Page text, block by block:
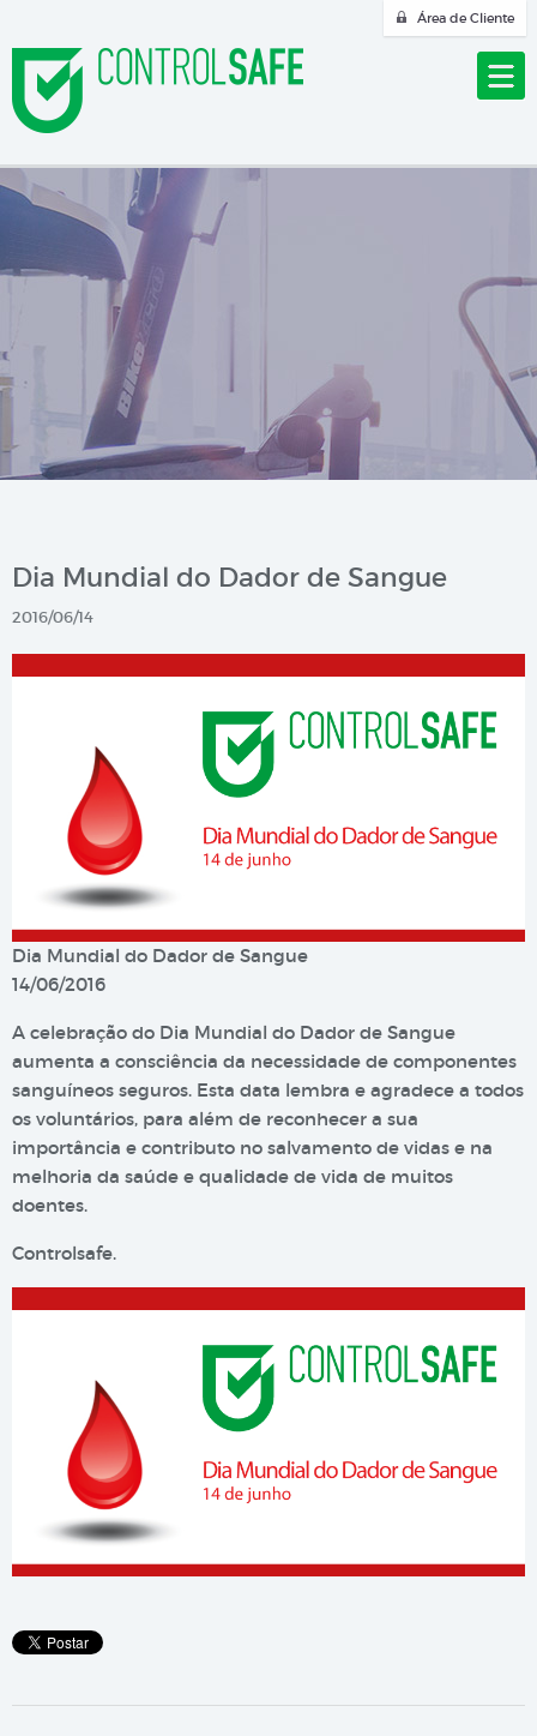
Área de Cliente
Dia Mundial do Dador de Sangue
2016/06/14
Dia Mundial do Dador de Sangue
14/06/2016
A celebração do Dia Mundial do Dador de Sangue
aumenta a consciência da necessidade de componentes
sanguíneos seguros. Esta data lembra e agradece a todos
os voluntários, para além de reconhecer a sua
importância e contributo no salvamento de vidas e na
melhoria da saúde e qualidade de vida de muitos
doentes.
Controlsafe.